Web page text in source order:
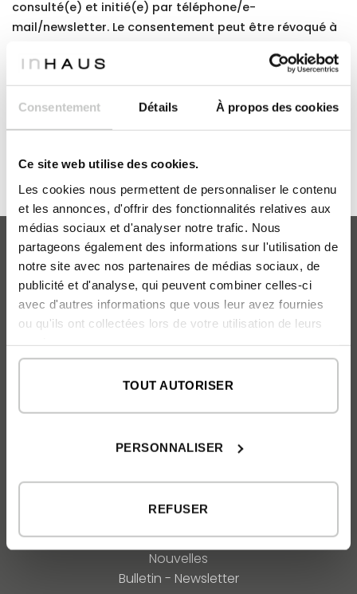
Consentement Détails À propos des cookies
Ce site web utilise des cookies.
Les cookies nous permettent de personnaliser le contenu
et les annonces, d'offrir des fonctionnalités relatives aux
médias sociaux et d'analyser notre trafic. Nous
partageons également des informations sur l'utilisation de
notre site avec nos partenaires de médias sociaux, de
publicité et d'analyse, qui peuvent combiner celles-ci
avec d'autres informations que vous leur avez fournies
ou qu'ils ont collectées lors de votre utilisation de leurs
TOUT AUTORISER
PERSONNALISER
REFUSER
consulté(e) et initié(e) par téléphone/e-
mail/newsletter. Le consentement peut être révoqué à
lien permettant de se désinscrire à cette fin.
MAISONS INHAUS
Catalogue
inHAUS Professionnel
Nos valeurs et philosophie
COMMUNICATION
Médias
Nouvelles
Bulletin - Newsletter